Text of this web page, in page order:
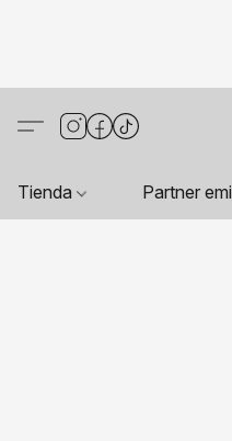
Tienda Partner emi